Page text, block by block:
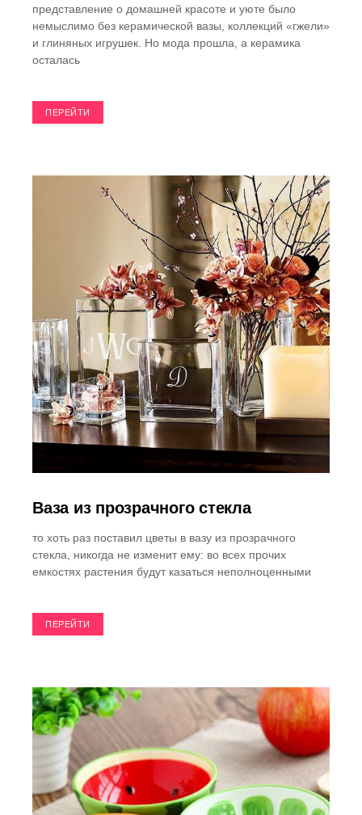
представление о домашней красоте и уюте было
немыслимо без керамической вазы, коллекций «гжели»
и глиняных игрушек. Но мода прошла, а керамика
осталась
ПЕРЕЙТИ
Ваза из прозрачного стекла
то хоть раз поставил цветы в вазу из прозрачного
стекла, никогда не изменит ему: во всех прочих
емкостях растения будут казаться неполноценными
ПЕРЕЙТИ